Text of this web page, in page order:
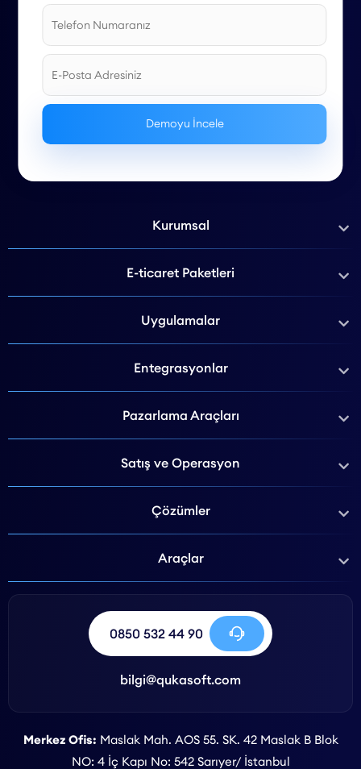
Kurumsal
E-ticaret Paketleri
Uygulamalar
Entegrasyonlar
Pazarlama Araçları
Satış ve Operasyon
Çözümler
Araçlar
0850 532 44 90
bilgi@qukasoft.com
Merkez Ofis: Maslak Mah. AOS 55. SK. 42 Maslak B Blok
NO: 4 İç Kapı No: 542 Sarıyer/ İstanbul